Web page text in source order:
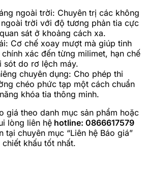
ngoài trời: Chuyên trị các không
trời với độ tương phản tia cực
sát ở khoảng cách xa.
Cơ chế xoay mượt mà giúp tinh
xác đến từng milimet, hạn chế
sót do rơ lệch máy.
chuyên dụng: Cho phép thi
chéo phức tạp một cách chuẩn
khóa tia thông minh.
giá theo danh mục sản phẩm hoặc
lòng liên hệ hotline: 0866617579
tại chuyên mục “Liên hệ Báo giá”
khấu tốt nhất.